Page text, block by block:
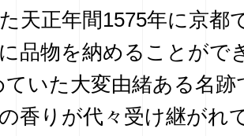
天正年間1575年に京都
品物を納めることがで
ていた大変由緒ある名
香りが代々受け継がれ